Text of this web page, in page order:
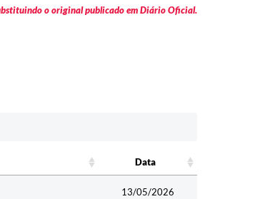
o original publicado em Diário Oficial.
Data
13/05/2026